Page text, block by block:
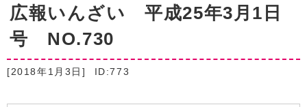
広報いんざい 平成25年3月1日
号 NO.730
[2018年1月3日] ID:773